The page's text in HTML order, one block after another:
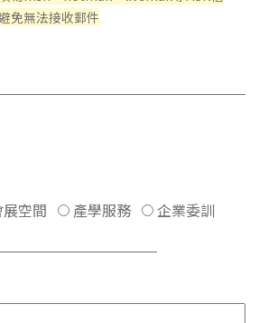
免無法接收郵件
展空間 產學服務
企業委訓